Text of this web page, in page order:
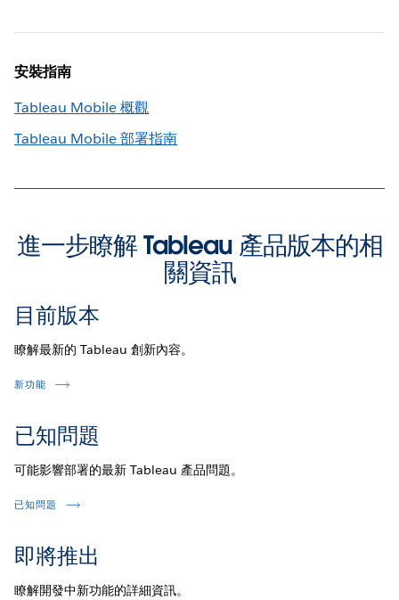
安裝指南
Tableau Mobile 概觀
Tableau Mobile 部署指南
進一步瞭解 Tableau 產品版本的相
關資訊
目前版本
瞭解最新的 Tableau 創新內容。
新功能
已知問題
可能影響部署的最新 Tableau 產品問題。
已知問題
即將推出
瞭解開發中新功能的詳細資訊。